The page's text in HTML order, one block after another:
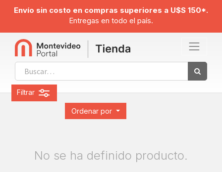
Envío sin costo en compras superiores a U$S 150*.
Entregas en todo el país.
Ordenar por
Filtrar
No se ha definido producto.